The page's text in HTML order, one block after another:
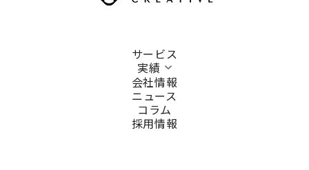
サービス
実績
会社情報
ニュース
コラム
採用情報